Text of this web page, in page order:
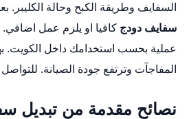
السفايف وطريقة الكبح وحالة الكليبر.
سفايف دودج كافيا او يلزم عمل
عملية بحسب استخدامك داخل الكويت.
المفاجآت وترتفع جودة الصيانة. للتواصل اتصل
نصائح مقدمة من تبديل